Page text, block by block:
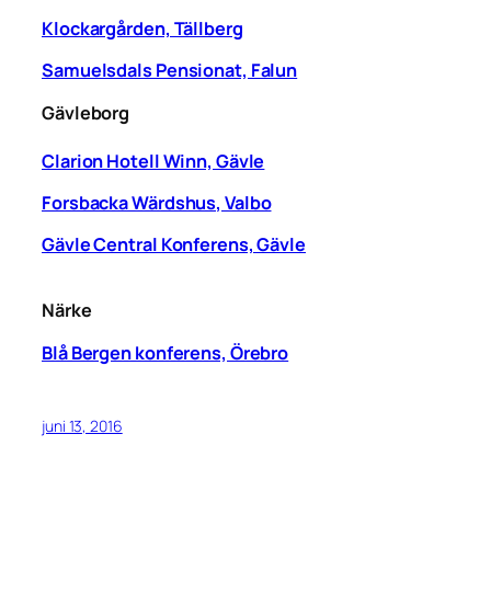
Klockargården, Tällberg
Samuelsdals Pensionat, Falun
Gävleborg
Clarion Hotell Winn, Gävle
Forsbacka Wärdshus, Valbo
Gävle Central Konferens, Gävle
Närke
Blå Bergen konferens, Örebro
juni 13, 2016